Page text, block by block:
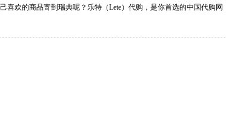
欢的商品寄到瑞典呢？乐特（Lete）代购，是你首选的中国代购